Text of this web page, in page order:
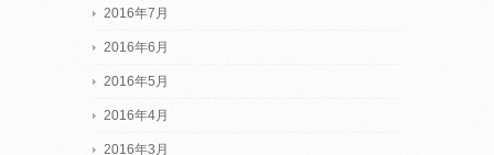
2016年7月
2016年6月
2016年5月
2016年4月
2016年3月